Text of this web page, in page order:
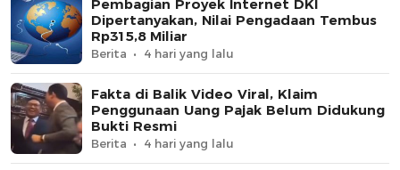
Pembagian Proyek Internet DKI
Dipertanyakan, Nilai Pengadaan Tembus
Rp315,8 Miliar
Berita 4 hari yang lalu
Fakta di Balik Video Viral, Klaim
Penggunaan Uang Pajak Belum Didukung
Bukti Resmi
Berita 4 hari yang lalu